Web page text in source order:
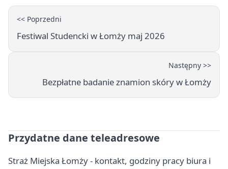
<< Poprzedni
Festiwal Studencki w Łomży maj 2026
Następny >>
Bezpłatne badanie znamion skóry w Łomży
Przydatne dane teleadresowe
Straż Miejska Łomży - kontakt, godziny pracy biura i